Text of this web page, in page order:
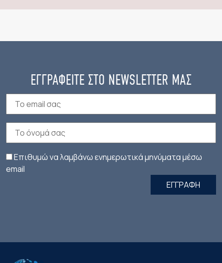
ΕΓΓΡΑΦΕΙΤΕ ΣΤΟ NEWSLETTER ΜΑΣ
Επιθυμώ να λαμβάνω ενημερωτικά μηνύματα μέσω
email
ΕΓΓΡΑΦΗ